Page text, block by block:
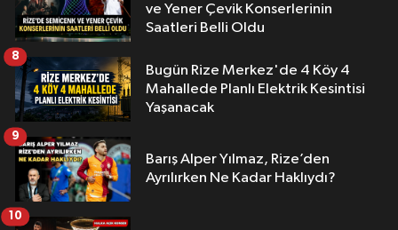
ve Yener Çevik Konserlerinin
Saatleri Belli Oldu
Bugün Rize Merkez'de 4 Köy 4
Mahallede Planlı Elektrik Kesintisi
Yaşanacak
8
Barış Alper Yılmaz, Rize’den
Ayrılırken Ne Kadar Haklıydı?
9
10